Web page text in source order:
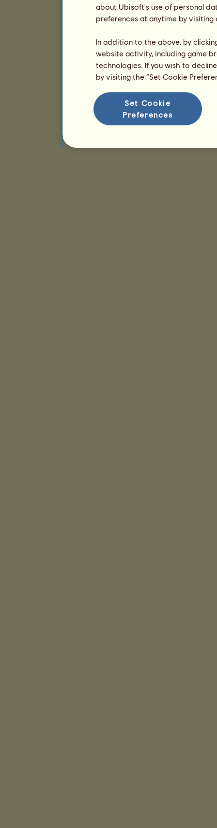
about Ubisoft's use of personal
preferences at anytime by
In addition to the above, by
website activity, including game
technologies. If you wish to
by visiting the “Set Cookie
Set Cookie
Preferences